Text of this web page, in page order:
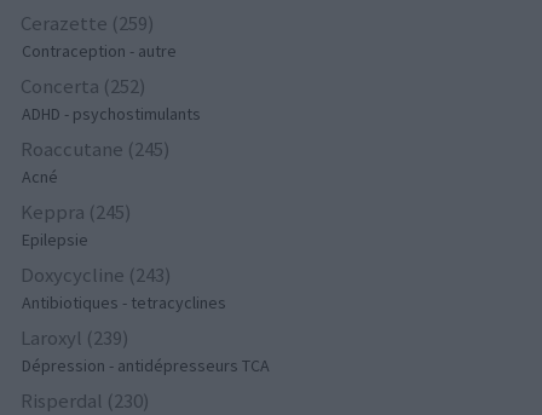
Cerazette (259)
Contraception - autre
Concerta (252)
ADHD - psychostimulants
Roaccutane (245)
Acné
Keppra (245)
Epilepsie
Doxycycline (243)
Antibiotiques - tetracyclines
Laroxyl (239)
Dépression - antidépresseurs TCA
Risperdal (230)